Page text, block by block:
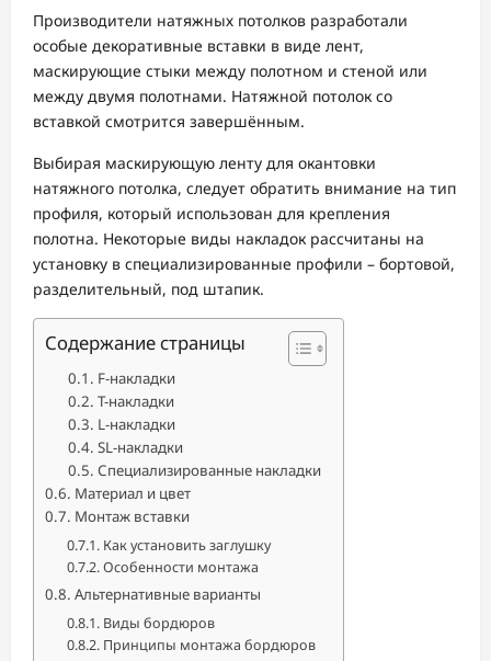
Производители натяжных потолков разработали
особые декоративные вставки в виде лент,
маскирующие стыки между полотном и стеной или
между двумя полотнами. Натяжной потолок со
вставкой смотрится завершённым.
Выбирая маскирующую ленту для окантовки
натяжного потолка, следует обратить внимание на тип
профиля, который использован для крепления
полотна. Некоторые виды накладок рассчитаны на
установку в специализированные профили – бортовой,
разделительный, под штапик.
Содержание страницы
F-накладки
T-накладки
L-накладки
SL-накладки
Специализированные накладки
Материал и цвет
Монтаж вставки
Как установить заглушку
Особенности монтажа
Альтернативные варианты
Виды бордюров
Принципы монтажа бордюров